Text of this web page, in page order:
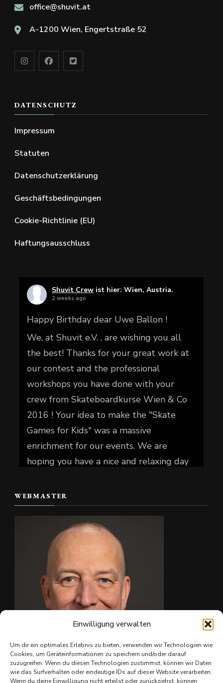
Einwilligung verwalten
Um dir ein optimales Erlebnis zu bieten, verwenden wir Technologien wie
Cookies, um Geräteinformationen zu speichern und/oder darauf
zuzugreifen. Wenn du diesen Technologien zustimmst, können wir Daten
wie das Surfverhalten oder eindeutige IDs auf dieser Website verarbeiten.
Wenn du deine Einwilligung nicht erteilst oder zurückziehst, können
office@shuvit.at
A-1200 Wien, Engertstraße 52
DATENSCHUTZ
Impressum
Statuten
Datenschutzerklärung
Geschäftsbedingungen
Cookie-Richtlinie (EU)
Haftungsausschluss
Shuvit Crew ist hier: Wien, Austria.
2 weeks ago
Happy Birthday dear Uwe Ballon !
We, at Shuvit e.V. , are wishing you all
the best! Thanks for your great work at
our contest and the professional
workshops you have done with your
crew from Skateboardkurse Wien & Co
2016 ! Your idea to make the "Skate
Games for Kids" was a massive
enrichment for our events. We are
hoping you have a nice and relaxing day
📷 Christian Reiter
#skate4fun
Foto
Auf Facebook anzeigen Teilen
WEBMASTER